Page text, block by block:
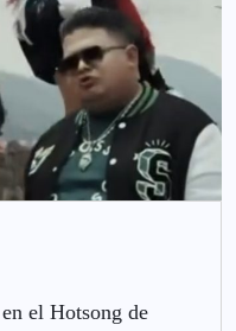
el Hotsong de